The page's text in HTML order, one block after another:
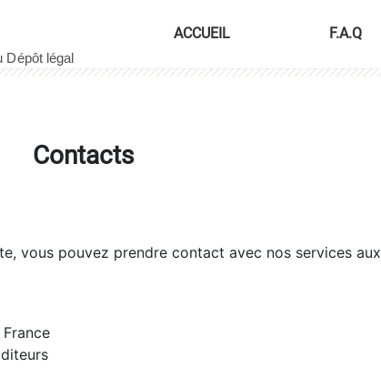
ACCUEIL F.A.Q
Contacts
vous pouvez prendre contact avec nos services aux